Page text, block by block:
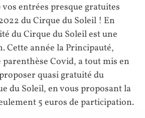
entrées presque gratuites
du Cirque du Soleil ! En
du Cirque du Soleil est une
Cette année la Principauté,
parenthèse Covid, a tout mis en
quasi gratuité du
du Soleil, en vous proposant la
5 euros de participation.